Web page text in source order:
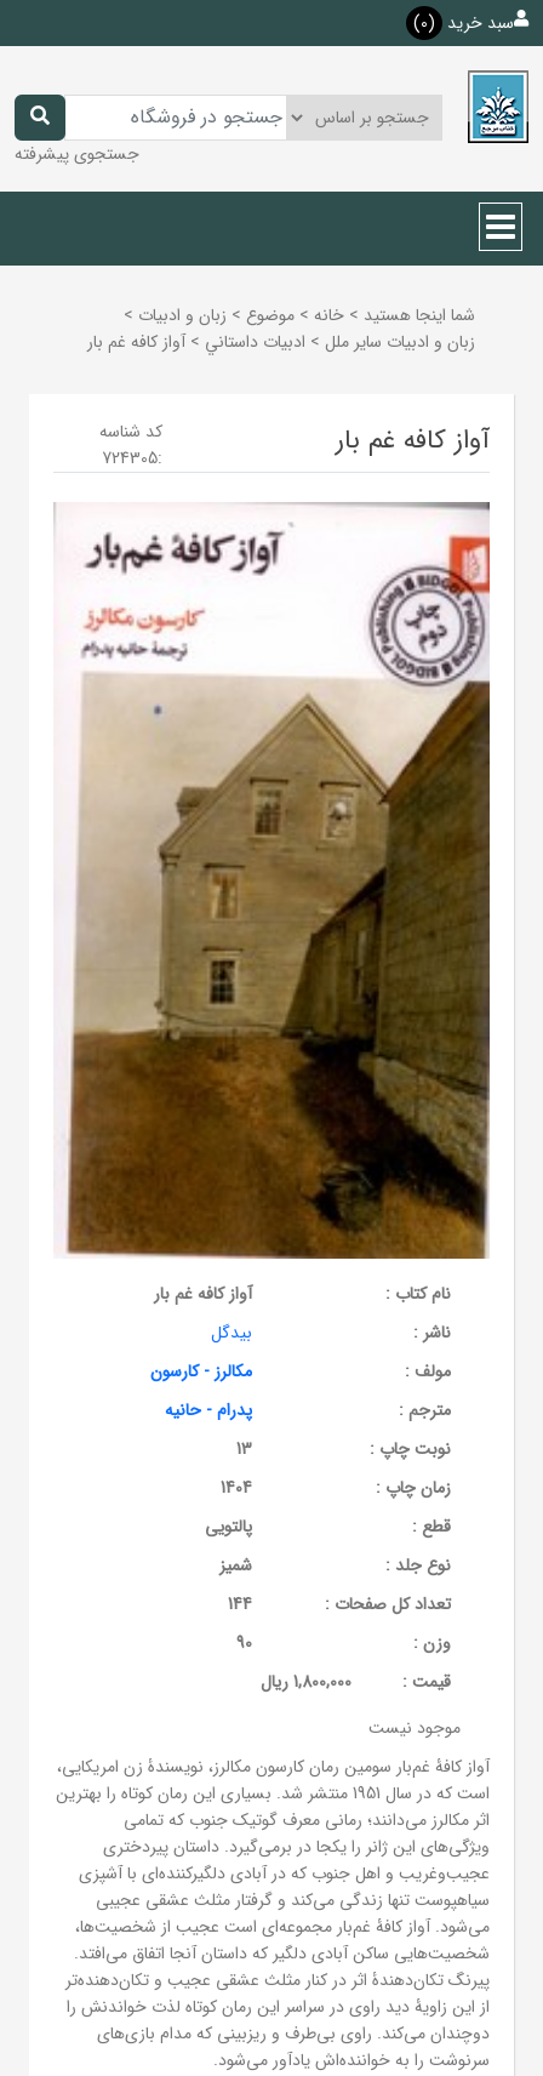
سبد خرید (0)
جستجوی پیشرفته
شما اینجا هستید > خانه > موضوع > زبان و ادبيات >
زبان و ادبيات ساير ملل > ادبيات داستاني > آواز کافه غم بار
آواز کافه غم بار
کد شناسه
:
724305
نام کتاب :
آواز کافه غم بار
ناشر :
بیدگل
مولف :
مکالرز - کارسون
مترجم :
پدرام - حانیه
نوبت چاپ :
13
زمان چاپ :
1404
قطع :
پالتویی
نوع جلد :
شمیز
تعداد کل صفحات :
144
وزن :
90
قيمت :
1,800,000 ریال
موجود نیست
آواز کافۀ غم‌بار سومین رمان کارسون مکالرز، نویسندۀ زن امریکایی،
است که در سال 1951 منتشر شد. بسیاری این رمان کوتاه را بهترین
اثر مکالرز می‌دانند؛ رمانی معرف گوتیک جنوب که تمامی
ویژگی‌های این ژانر را یکجا در برمی‌گیرد. داستان پیردختری
عجیب‌وغریب و اهل جنوب که در آبادی دلگیرکننده‌ای با آشپزی
سیاهپوست تنها زندگی می‌کند و گرفتار مثلث عشقی عجیبی
می‌‌شود. آواز کافۀ غم‌بار مجموعه‌ای است عجیب از شخصیت‌ها،
شخصیت‌هایی ساکن آبادی دلگیر که داستان آنجا اتفاق می‌افتد.
پیرنگ تکان‌دهندۀ اثر در کنار مثلث عشقی عجیب و تکان‌دهنده‌تر
از این زاویۀ دید راوی در سراسر این رمان کوتاه لذت خواندنش را
دوچندان می‌کند. راوی بی‌طرف و ریزبینی که مدام بازی‌های
سرنوشت را به خواننده‌اش یادآور می‌شود.